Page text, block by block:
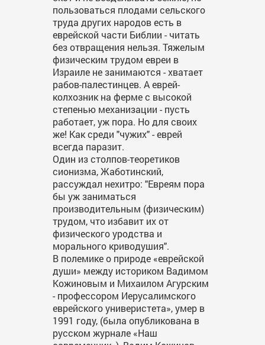
пользоваться плодами сельского
труда других народов есть в
еврейской части Библии - читать
без отвращения нельзя. Тяжелым
физическим трудом евреи в
Израиле не занимаются - хватает
рабов-палестинцев. А еврей-
колхозник на ферме с высокой
степенью механизации - пусть
работает, уж пора. Но для своих
же! Как среди "чужих" - еврей
всегда паразит.
Один из столпов-теоретиков
сионизма, Жаботинский,
рассуждал нехитро: "Евреям пора
бы уж заниматься
производительным (физическим)
трудом, что избавит их от
физического уродства и
морального криводушия".
В полемике о природе «еврейской
души» между историком Вадимом
Кожиновым и Михаилом Агурским
- профессором Иерусалимского
еврейского универистета», умер в
1991 году, (была опубликована в
русском журнале «Наш